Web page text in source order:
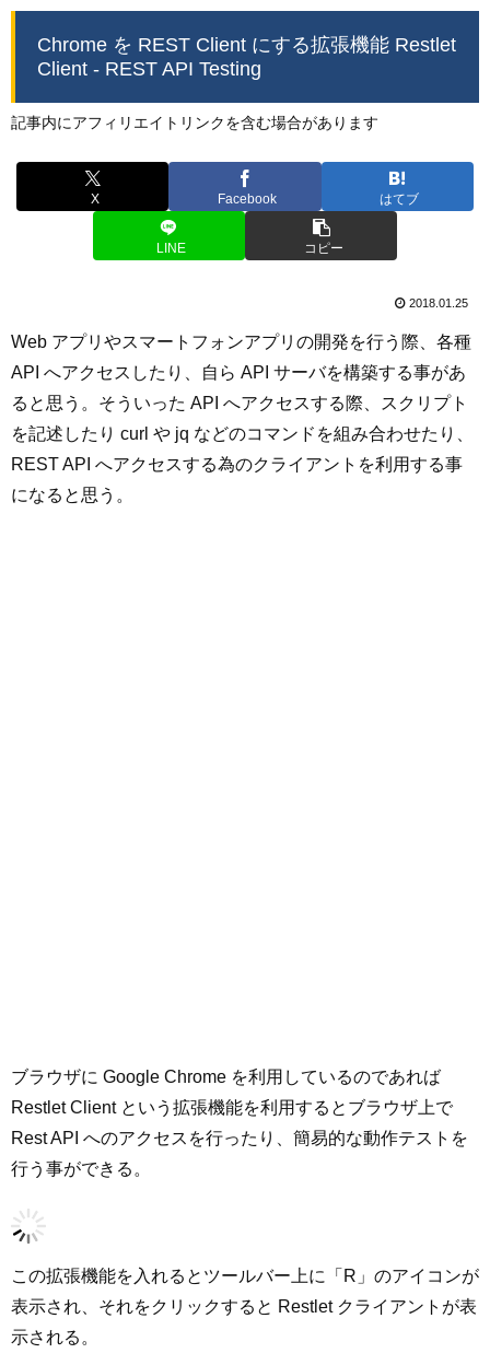
Chrome を REST Client にする拡張機能 Restlet
Client - REST API Testing
記事内にアフィリエイトリンクを含む場合があります
X Facebook はてブ
LINE コピー
2018.01.25
Web アプリやスマートフォンアプリの開発を行う際、各種
API へアクセスしたり、自ら API サーバを構築する事があ
ると思う。そういった API へアクセスする際、スクリプト
を記述したり curl や jq などのコマンドを組み合わせたり、
REST API へアクセスする為のクライアントを利用する事
になると思う。
ブラウザに Google Chrome を利用しているのであれば
Restlet Client という拡張機能を利用するとブラウザ上で
Rest API へのアクセスを行ったり、簡易的な動作テストを
行う事ができる。
この拡張機能を入れるとツールバー上に「R」のアイコンが
表示され、それをクリックすると Restlet クライアントが表
示される。